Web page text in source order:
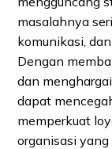
masalahnya
komunikasi,
Dengan
dan
dapat
memperkuat
organisasi